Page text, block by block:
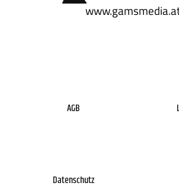
AGB
Datenschutz